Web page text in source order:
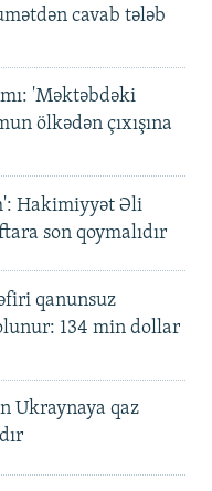
cavab tələb
'Məktəbdəki
ölkədən çıxışına
Hakimiyyət Əli
son qoymalıdır
qanunsuz
134 min dollar
Ukraynaya qaz